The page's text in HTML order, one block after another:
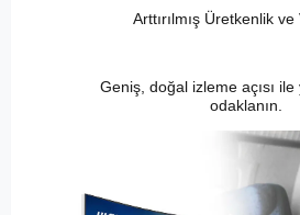
Arttırılmış Üretkenlik
Geniş, doğal izleme açısı ile
odaklanın.